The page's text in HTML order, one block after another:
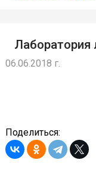
Лаборатория
06.06.2018 г.
Поделиться: